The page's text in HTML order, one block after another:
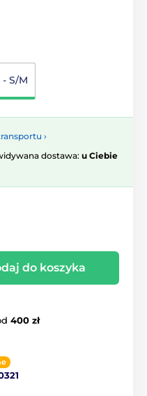
S/M
›
dostawa: u Ciebie
do koszyka
400 zł